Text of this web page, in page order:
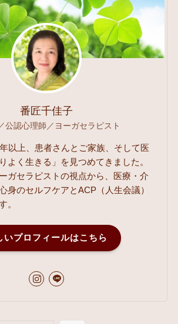
番匠千佳子
公認心理師／ヨーガセラピスト
以上、患者さんとご家族、そして医
よく生きる」を見つめてきました。
ガセラピストの視点から、医療・介
身のセルフケアとACP（人生会議）
。
いプロフィールはこちら